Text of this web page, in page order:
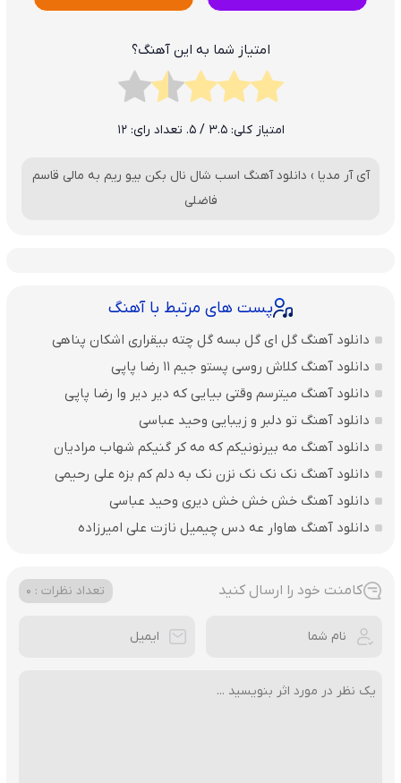
امتیاز شما به این آهنگ؟
امتیاز کلی:3.5 / 5. تعداد رای: 12
آی آر مدیا › دانلود آهنگ اسب شال نال بکن بیو ریم به مالی قاسم
فاضلی
پست های مرتبط با آهنگ
دانلود آهنگ گل ای گل بسه گل چته بیقراری اشکان پناهی
دانلود آهنگ کلاش روسی پستو جیم ۱۱ رضا پاپی
دانلود آهنگ میترسم وقتی بیایی که دیر دیر وا رضا پاپی
دانلود آهنگ تو دلبر و زیبایی وحید عباسی
دانلود آهنگ مه بیرنونیکم که مه کر گنیکم شهاب مرادیان
دانلود آهنگ نک نک نک نزن نک به دلم کم بزه علی رحیمی
دانلود آهنگ خش خش خش دیری وحید عباسی
دانلود آهنگ هاوار عه دس چیمیل نازت علی امیرزاده
کامنت خود را ارسال کنید تعداد نظرات : 0